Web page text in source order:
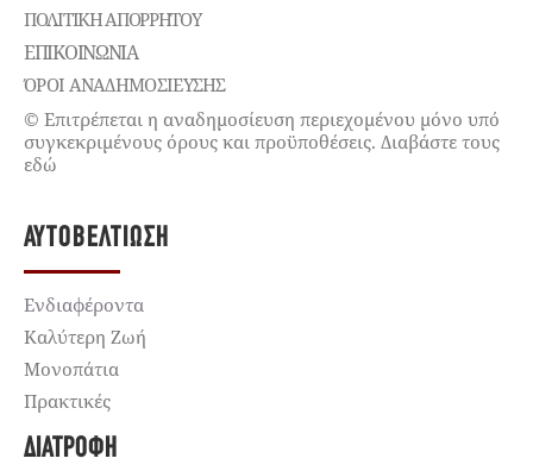
ΠΟΛΙΤΙΚΉ ΑΠΟΡΡΉΤΟΥ
ΕΠΙΚΟΙΝΩΝΊΑ
ΌΡΟΙ ΑΝΑΔΗΜΟΣΙΕΥΣΗΣ
© Επιτρέπεται η αναδημοσίευση περιεχομένου μόνο υπό
συγκεκριμένους όρους και προϋποθέσεις. Διαβάστε τους
εδώ
ΑΥΤΟΒΕΛΤΊΩΣΗ
Ενδιαφέροντα
Καλύτερη Ζωή
Μονοπάτια
Πρακτικές
ΔΙΑΤΡΟΦΉ